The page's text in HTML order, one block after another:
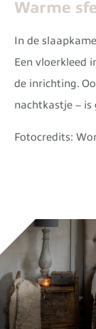
Warme
In de
Een vloerkleed
de inrichting.
nachtkastje – is
Fotocredits: